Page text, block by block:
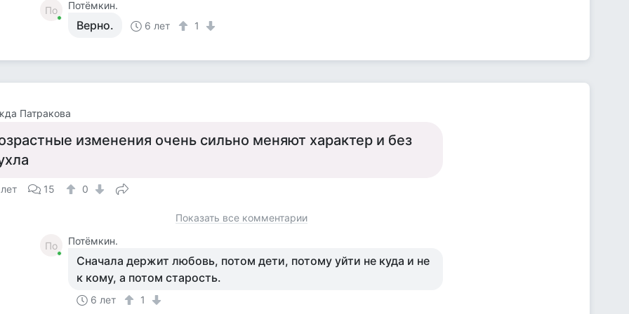
По Потёмкин.
Верно. 6 лет 1
Патракова
изменения очень сильно меняют характер и без
15 0
Показать все комментарии
По Потёмкин.
Сначала держит любовь, потом дети, потому уйти не куда и не
к кому, а потом старость.
6 лет 1